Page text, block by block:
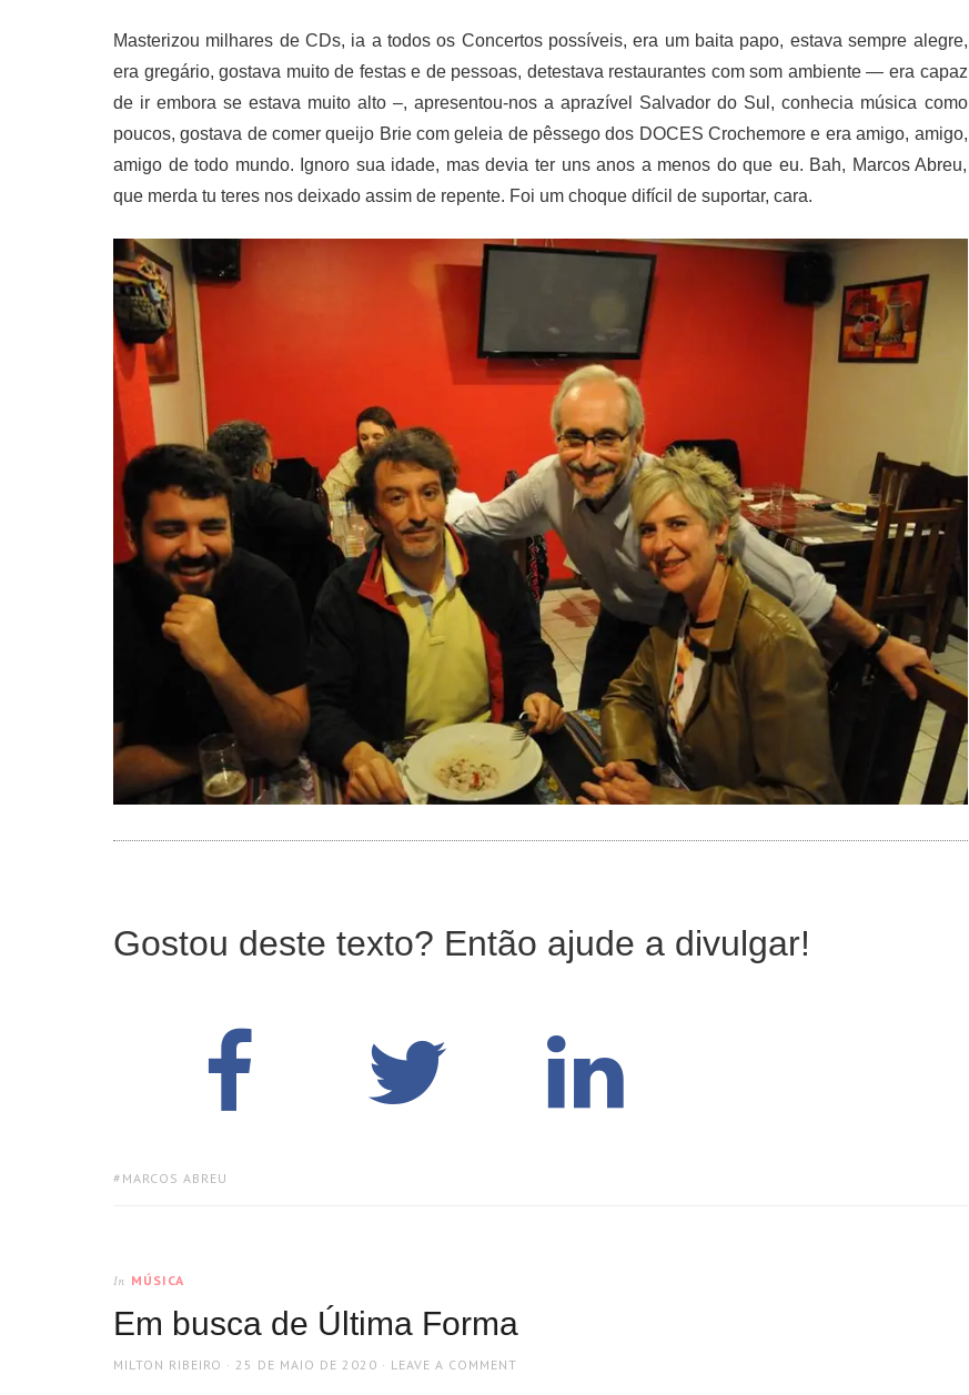
Masterizou milhares de CDs, ia a todos os Concertos possíveis, era um baita papo, estava sempre alegre,
era gregário, gostava muito de festas e de pessoas, detestava restaurantes com som ambiente — era capaz
de ir embora se estava muito alto –, apresentou-nos a aprazível Salvador do Sul, conhecia música como
poucos, gostava de comer queijo Brie com geleia de pêssego dos DOCES Crochemore e era amigo, amigo,
amigo de todo mundo. Ignoro sua idade, mas devia ter uns anos a menos do que eu. Bah, Marcos Abreu,
que merda tu teres nos deixado assim de repente. Foi um choque difícil de suportar, cara.
Gostou deste texto? Então ajude a divulgar!
TAGS:
MARCOS ABREU
In MÚSICA
Em busca de Última Forma
AUTHOR
MILTON RIBEIRO
POSTED
25 DE MAIO DE 2020 LEAVE A COMMENT